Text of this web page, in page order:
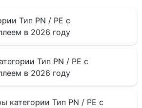
Тип PN / PE с
в 2026 году
Тип PN / PE с
в 2026 году
категории Тип PN / PE с